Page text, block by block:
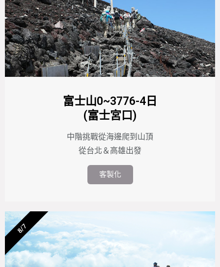
富士山0~3776-4日
(富士宮口)
中階挑戰從海邊爬到山頂
從台北＆高雄出發
客製化
8/7